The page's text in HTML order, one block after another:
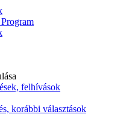
felhívások
korábbi választások